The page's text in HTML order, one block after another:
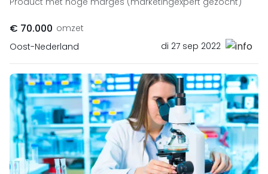
€ 70.000 omzet
Oost-Nederland
di 27 sep 2022